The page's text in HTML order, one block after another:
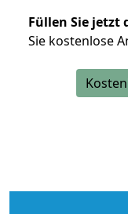
Füllen Sie jetzt
Sie kostenlose